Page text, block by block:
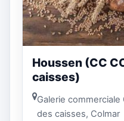
Houssen (CC
caisses)
Galerie commerciale
des caisses, Colmar